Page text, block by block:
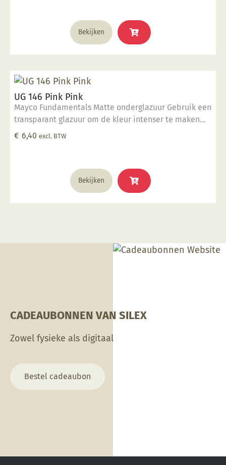
Bekijken
UG 146 Pink Pink
Mayco Fundamentals Matte onderglazuur Gebruik een
transparant glazuur om de kleur intenser te maken
Geschikt voor gebruiksgoed mits er een transparant
€ 6,40 excl. BTW
Bekijken
CADEAUBONNEN VAN SILEX
Zowel fysieke als digitaal
Bestel cadeaubon